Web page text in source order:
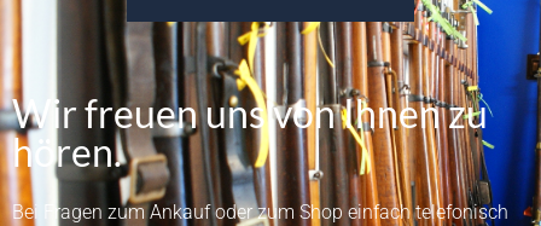
Wir freuen uns von Ihnen zu
hören.
Bei Fragen zum Ankauf oder zum Shop einfach telefonisch